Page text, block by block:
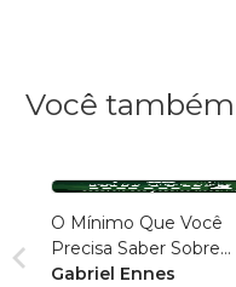
Você
O Mínimo Que Você
Precisa Saber Sobre
Política Cristã
Gabriel Ennes